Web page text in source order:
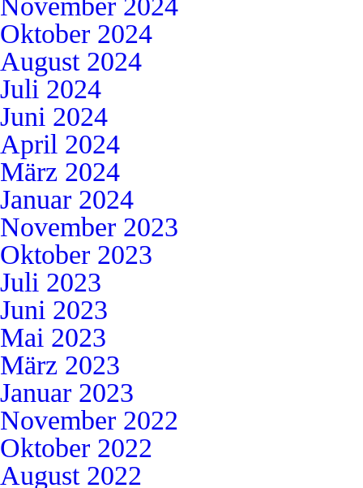
November 2024
Oktober 2024
August 2024
Juli 2024
Juni 2024
April 2024
März 2024
Januar 2024
November 2023
Oktober 2023
Juli 2023
Juni 2023
Mai 2023
März 2023
Januar 2023
November 2022
Oktober 2022
August 2022